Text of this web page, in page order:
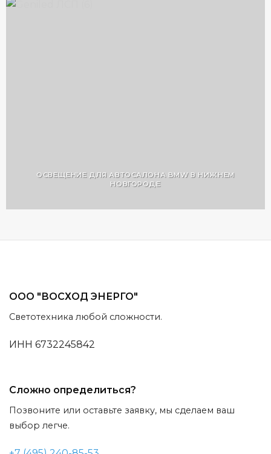
ОСВЕЩЕНИЕ ДЛЯ АВТОСАЛОНА BMW В НИЖНЕМ
НОВГОРОДЕ
ООО "ВОСХОД ЭНЕРГО"
Светотехника любой сложности.
ИНН 6732245842
Сложно определиться?
Позвоните или оставьте заявку, мы сделаем ваш
выбор легче.